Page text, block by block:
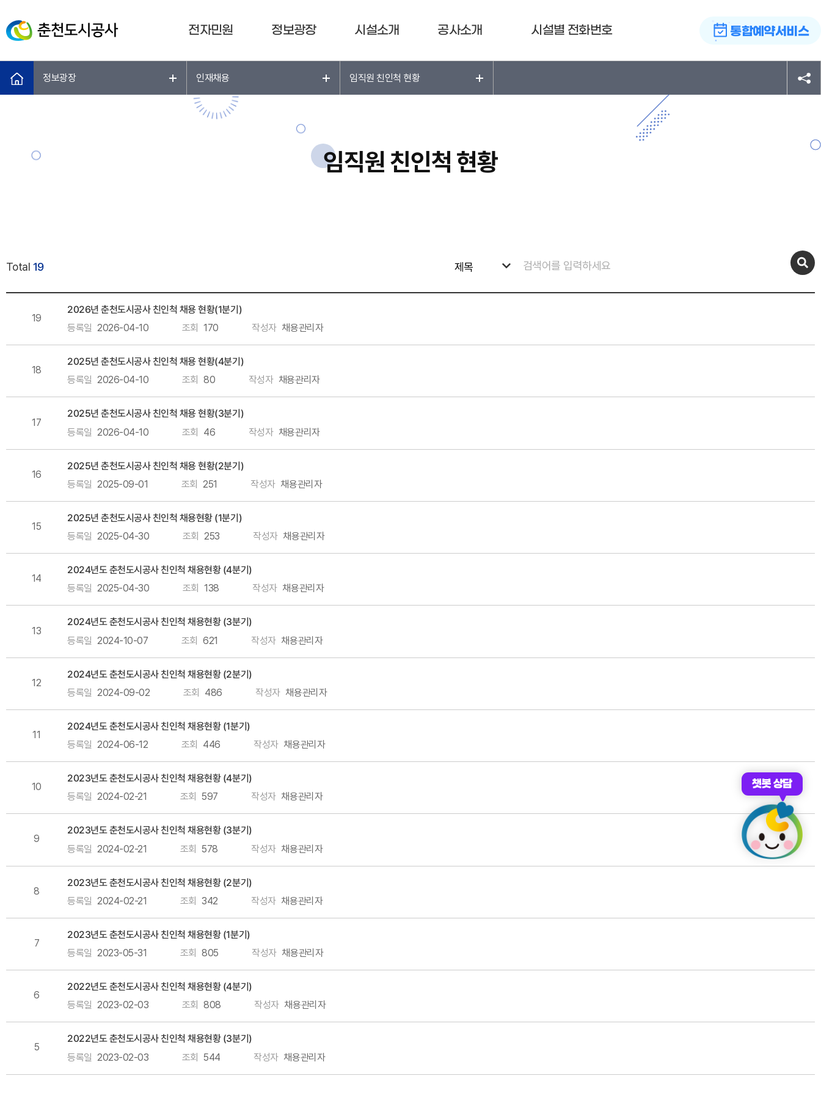
전자민원 정보광장 시설소개 공사소개 시설별 전화번호 통합예약서비스
정보광장 인재채용 임직원 친인척 현황
임직원 친인척 현황
Total 19
19
2026년 춘천도시공사 친인척 채용 현황(1분기)
등록일 2026-04-10 조회 170 작성자 채용관리자
18
2025년 춘천도시공사 친인척 채용 현황(4분기)
등록일 2026-04-10 조회 80 작성자 채용관리자
17
2025년 춘천도시공사 친인척 채용 현황(3분기)
등록일 2026-04-10 조회 46 작성자 채용관리자
16
2025년 춘천도시공사 친인척 채용 현황(2분기)
등록일 2025-09-01 조회 251 작성자 채용관리자
15
2025년 춘천도시공사 친인척 채용현황 (1분기)
등록일 2025-04-30 조회 253 작성자 채용관리자
14
2024년도 춘천도시공사 친인척 채용현황 (4분기)
등록일 2025-04-30 조회 138 작성자 채용관리자
13
2024년도 춘천도시공사 친인척 채용현황 (3분기)
등록일 2024-10-07 조회 621 작성자 채용관리자
12
2024년도 춘천도시공사 친인척 채용현황 (2분기)
등록일 2024-09-02 조회 486 작성자 채용관리자
11
2024년도 춘천도시공사 친인척 채용현황 (1분기)
등록일 2024-06-12 조회 446 작성자 채용관리자
10
2023년도 춘천도시공사 친인척 채용현황 (4분기)
등록일 2024-02-21 조회 597 작성자 채용관리자
9
2023년도 춘천도시공사 친인척 채용현황 (3분기)
등록일 2024-02-21 조회 578 작성자 채용관리자
8
2023년도 춘천도시공사 친인척 채용현황 (2분기)
등록일 2024-02-21 조회 342 작성자 채용관리자
7
2023년도 춘천도시공사 친인척 채용현황 (1분기)
등록일 2023-05-31 조회 805 작성자 채용관리자
6
2022년도 춘천도시공사 친인척 채용현황 (4분기)
등록일 2023-02-03 조회 808 작성자 채용관리자
5
2022년도 춘천도시공사 친인척 채용현황 (3분기)
등록일 2023-02-03 조회 544 작성자 채용관리자
챗봇 상담